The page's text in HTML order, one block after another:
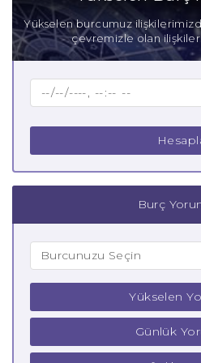
Anne Yengeç
Baba Yengeç
Yükselen burcumuz
çevremizle olan
Burç
Yükselen
Günlük